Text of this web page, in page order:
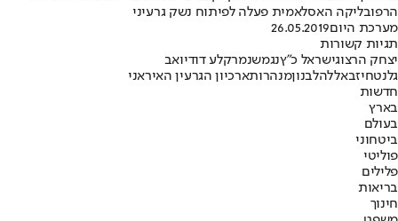
הרפובליקה האסלאמית פעלה לפיתוח נשק גרעיני
מערכת היום26.05.2019
תגיות קשורות
יצחק הרצוגישראל כ"ץנגמשנמרקלע דודיואב
גלנטחיזבאללהלבנוןמנהרותארכיון הגרעין האיראני
חדשות
בארץ
בעולם
ביטחוני
פוליטי
פלילים
בריאות
חינוך